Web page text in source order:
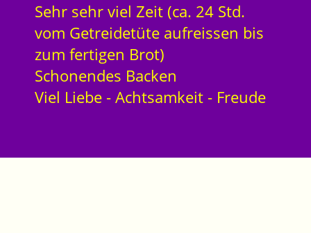
Sehr sehr viel Zeit (ca. 24 Std.
vom Getreidetüte aufreissen bis
zum fertigen Brot)
Schonendes Backen
Viel Liebe - Achtsamkeit - Freude